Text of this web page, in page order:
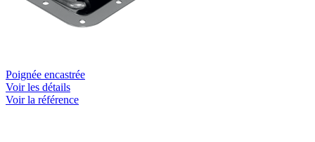
Poignée encastrée
Voir les détails
Voir la référence